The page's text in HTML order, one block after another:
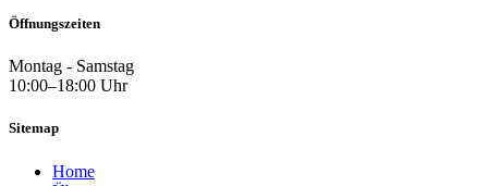
Öffnungszeiten
Montag - Samstag
10:00–18:00 Uhr
Sitemap
Home